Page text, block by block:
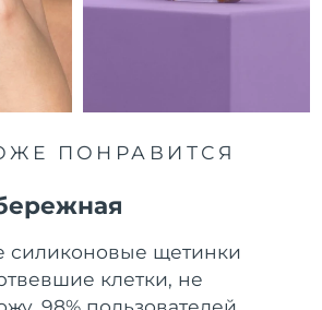
ПОНРАВИТСЯ
силиконовые щетинки
клетки, не
Ожидаемая дата доставки
Ожидаемая дата доставки
Ожидаемая дата доставки
09/08/2026